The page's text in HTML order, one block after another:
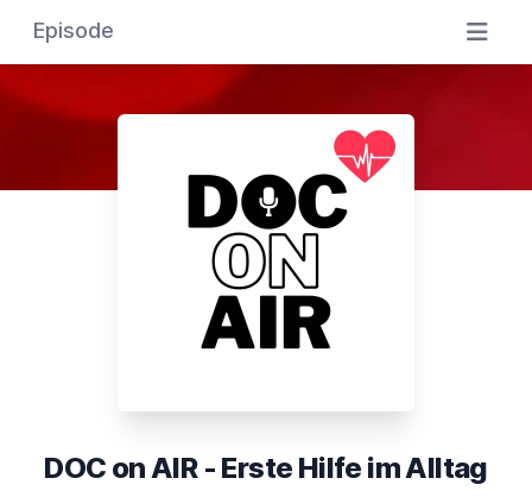
Episode
DOC on AIR - Erste Hilfe im Alltag